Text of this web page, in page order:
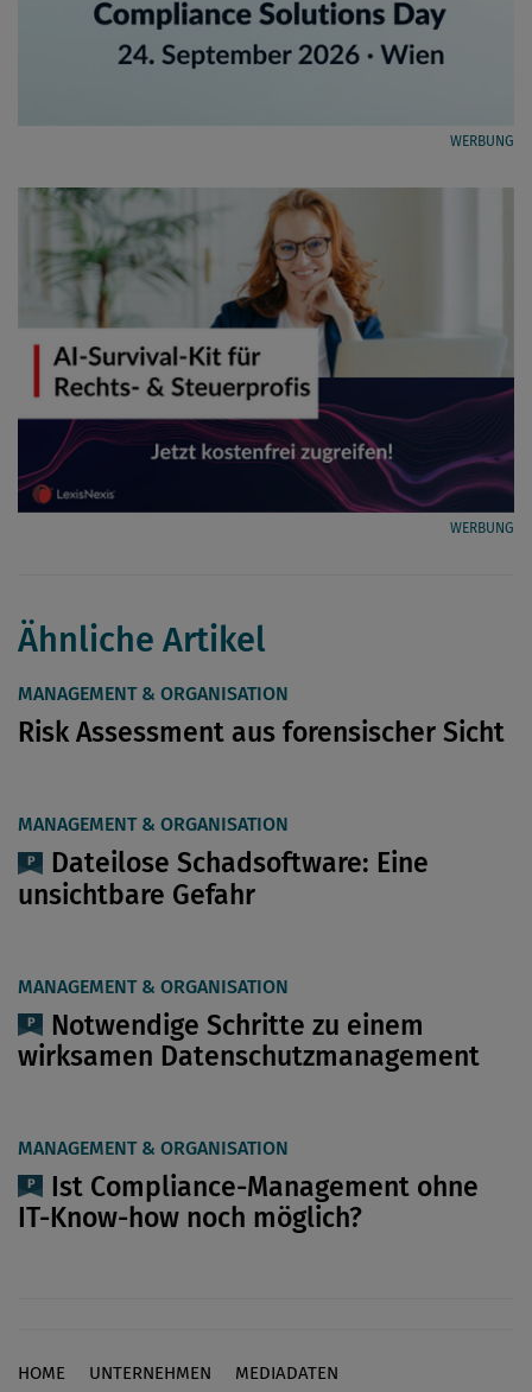
WERBUNG
WERBUNG
Ähnliche Artikel
MANAGEMENT & ORGANISATION
Risk Assessment aus forensischer Sicht
MANAGEMENT & ORGANISATION
Dateilose Schadsoftware: Eine
unsichtbare Gefahr
MANAGEMENT & ORGANISATION
Notwendige Schritte zu einem
wirksamen Datenschutzmanagement
MANAGEMENT & ORGANISATION
Ist Compliance-Management ohne
IT-Know-how noch möglich?
Footer
HOME UNTERNEHMEN
MEDIADATEN